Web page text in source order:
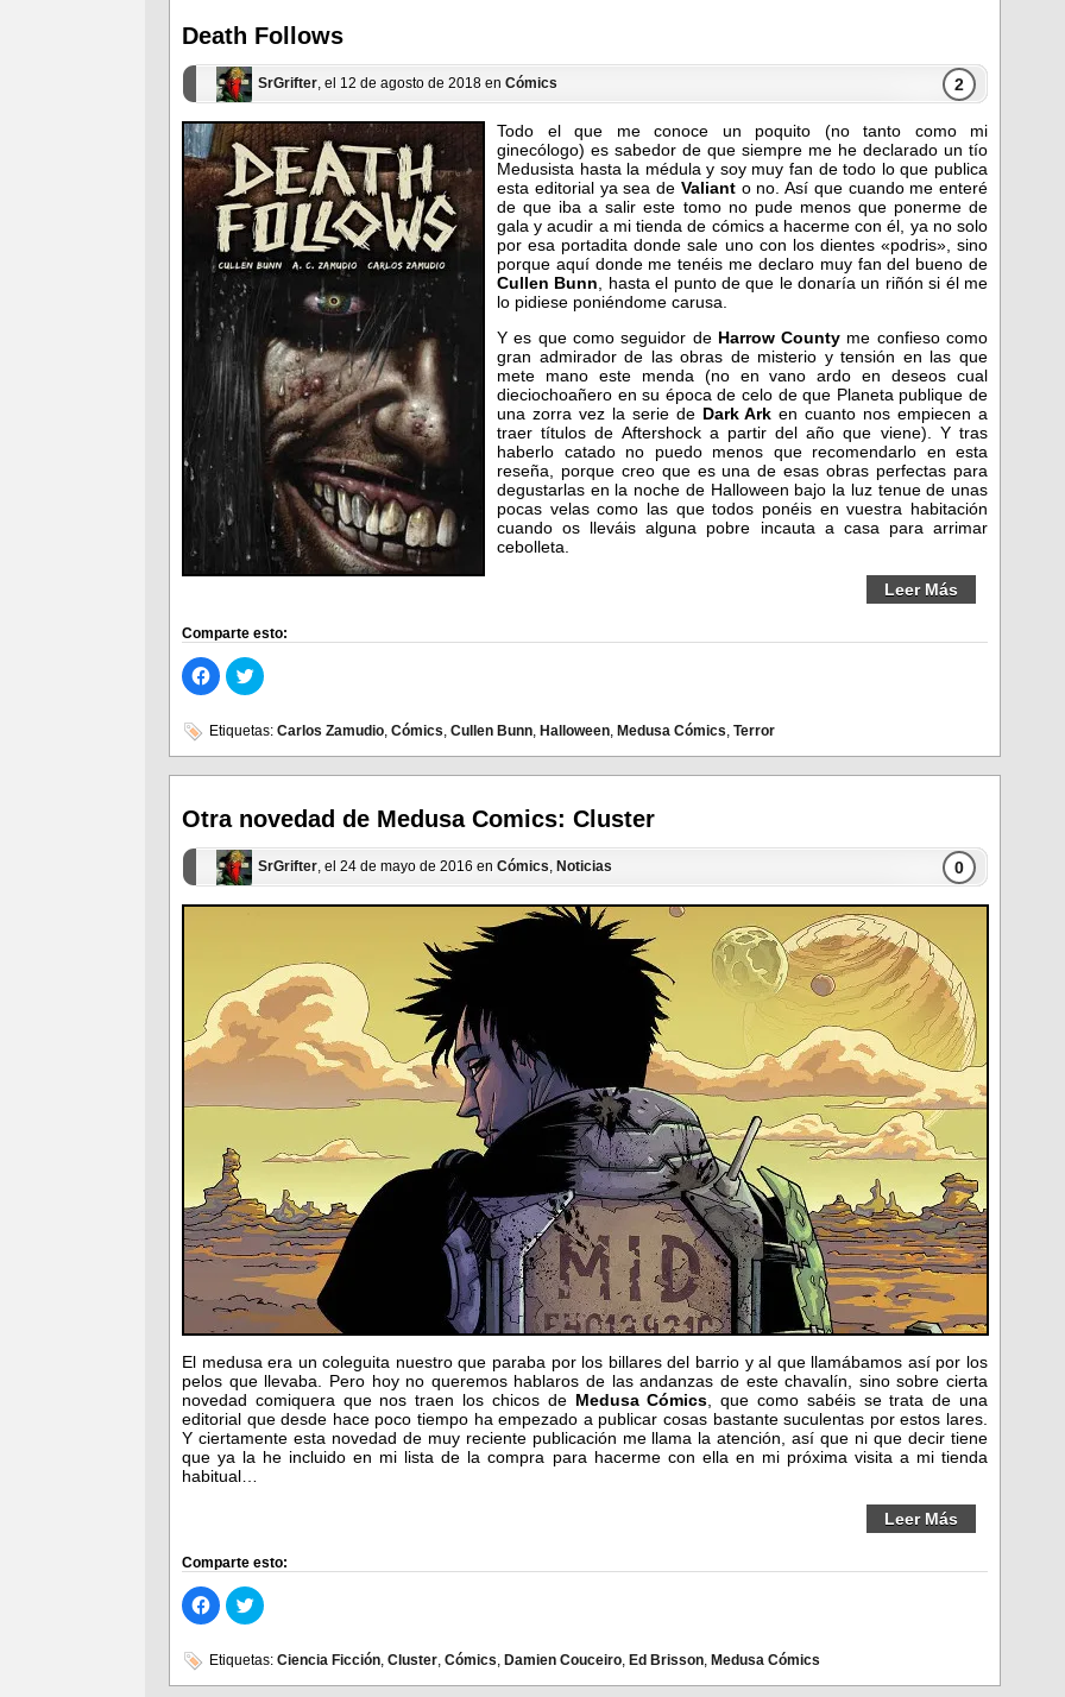
ventana
nueva)
ventana
nueva)
Death Follows
SrGrifter, el 12 de agosto de 2018 en Cómics 2
Todo el que me conoce un poquito (no tanto como mi
ginecólogo) es sabedor de que siempre me he declarado un tío
Medusista hasta la médula y soy muy fan de todo lo que publica
esta editorial ya sea de Valiant o no. Así que cuando me enteré
de que iba a salir este tomo no pude menos que ponerme de
gala y acudir a mi tienda de cómics a hacerme con él, ya no solo
por esa portadita donde sale uno con los dientes «podris», sino
porque aquí donde me tenéis me declaro muy fan del bueno de
Cullen Bunn , hasta el punto de que le donaría un riñón si él me
lo pidiese poniéndome carusa.
Y es que como seguidor de Harrow County me confieso como
gran admirador de las obras de misterio y tensión en las que
mete mano este menda (no en vano ardo en deseos cual
dieciochoañero en su época de celo de que Planeta publique de
una zorra vez la serie de Dark Arken cuanto nos empiecen a
traer títulos de Aftershock a partir del año que viene). Y tras
haberlo catado no puedo menos que recomendarlo en esta
reseña, porque creo que es una de esas obras perfectas para
degustarlas en la noche de Halloween bajo la luz tenue de unas
pocas velas como las que todos ponéis en vuestra habitación
cuando os lleváis alguna pobre incauta a casa para arrimar
cebolleta.
Leer Más
Comparte esto:
Haz
clic
para
en
Facebook
(Se
abre
ventana
nueva)
Haz
clic
en
(Se
abre
ventana
nueva)
Etiquetas: Carlos Zamudio, Cómics, Cullen Bunn, Halloween, Medusa Cómics, Terror
Otra novedad de Medusa Comics: Cluster
SrGrifter, el 24 de mayo de 2016 en Cómics, Noticias 0
El medusa era un coleguita nuestro que paraba por los billares del barrio y al que llamábamos así por los
pelos que llevaba. Pero hoy no queremos hablaros de las andanzas de este chavalín, sino sobre cierta
novedad comiquera que nos traen los chicos de Medusa Cómics , que como sabéis se trata de una
editorial que desde hace poco tiempo ha empezado a publicar cosas bastante suculentas por estos lares.
Y ciertamente esta novedad de muy reciente publicación me llama la atención, así que ni que decir tiene
que ya la he incluido en mi lista de la compra para hacerme con ella en mi próxima visita a mi tienda
habitual…
Leer Más
Comparte esto:
Haz
clic
para
en
Facebook
(Se
Haz
clic
en
(Se
Etiquetas: Ciencia Ficción, Cluster, Cómics, Damien Couceiro, Ed Brisson, Medusa Cómics